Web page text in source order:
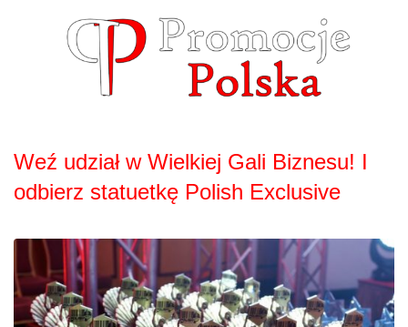
Weź udział w Wielkiej Gali Biznesu! I
odbierz statuetkę Polish Exclusive